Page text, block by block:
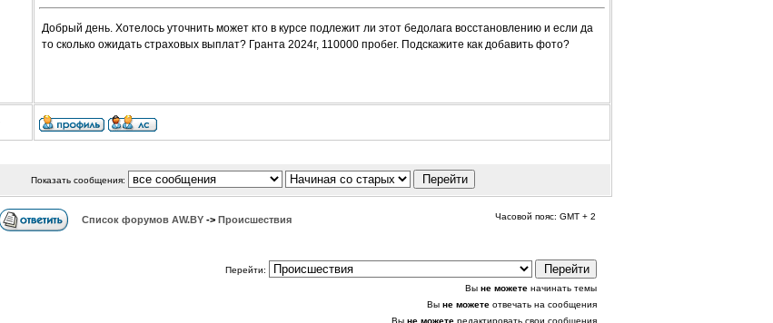
Добрый день. Хотелось уточнить может кто в курсе подлежит ли этот бедолага восстановлению и если да
то сколько ожидать страховых выплат? Гранта 2024г, 110000 пробег. Подскажите как добавить фото?
Показать сообщения:
Список форумов АW.BY -> Происшествия Часовой пояс: GMT + 2
Перейти:
Вы не можете начинать темы
Вы не можете отвечать на сообщения
Вы не можете редактировать свои сообщения